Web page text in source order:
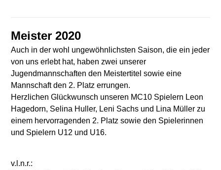
Meister 2020
Auch in der wohl ungewöhnlichsten Saison, die ein jeder
von uns erlebt hat, haben zwei unserer
Jugendmannschaften den Meistertitel sowie eine
Mannschaft den 2. Platz errungen.
Herzlichen Glückwunsch unseren MC10 Spielern Leon
Hagedorn, Selina Huller, Leni Sachs und Lina Müller zu
einem hervorragenden 2. Platz sowie den Spielerinnen
und Spielern U12 und U16.
v.l.n.r.: